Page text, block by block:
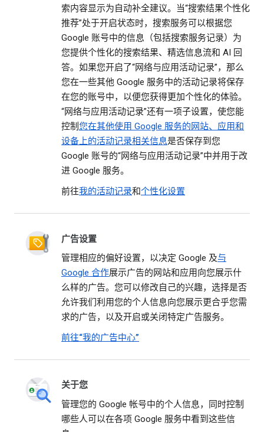
索内容显示为自动补全建议。当“搜索结果个性化
推荐”处于开启状态时，搜索服务可以根据您
Google 账号中的信息（包括搜索服务记录）为
您提供个性化的搜索结果、精选信息流和 AI 回
答。如果您开启了“网络与应用活动记录”，那么
您在一些其他 Google 服务中的活动记录将保存
在您的账号中，以便您获得更加个性化的体验。
“网络与应用活动记录”还有一项子设置，使您能
控制您在其他使用 Google 服务的网站、应用和
设备上的活动记录相关信息是否保存到您
Google 账号的“网络与应用活动记录”中并用于改
进 Google 服务。
前往我的活动记录和个性化设置
广告设置
管理相应的偏好设置，以决定 Google 及与
Google 合作展示广告的网站和应用向您展示什
么样的广告。您可以修改自己的兴趣，选择是否
允许我们利用您的个人信息向您展示更合乎您需
求的广告，以及开启或关闭特定广告服务。
前往“我的广告中心”
关于您
管理您的 Google 帐号中的个人信息，同时控制
哪些人可以在各项 Google 服务中看到这些信